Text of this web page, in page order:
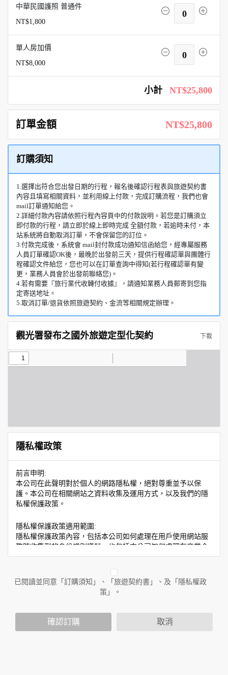
中華民國護照 普通件
NT$1,800
0
單人房加價
NT$8,000
0
小計 NT$25,800
訂單金額 NT$25,800
訂購須知
1.選擇出符合您出發日期的行程，報名後確認行程表與旅遊契約書
內容且填寫相關資料，並利用線上付款，完成訂購流程，我們也會
mail訂單通知給您。
2.詳細付款內容請依照行程內容頁中的付款說明。若您是訂購須立
即付款的行程，請立即於線上即時完成 全額付款，若逾時未付，本
站系統將自動取消訂單，不會保留您的訂位。
3.付款完成後，系統會 mail封付款成功通知信函給您，經專屬服務
人員訂單確認OK後，最晚於出發前三天，提供行程確認單與團體行
程確認文件給您，您也可以在訂單查詢中得知(若行程確認單有變
更，業務人員會於出發前聯絡您)。
4.若有需要『旅行業代收轉付收據』，請通知業務人員郵寄到您指
定寄送地址。
5.取消訂單/退貨依照旅遊契約、金流等相關規定辦理。
觀光署發布之國外旅遊定型化契約 下載
隱私權政策
前言申明:
本公司在此聲明對於個人的網路隱私權，絕對尊重並予以保
護。本公司在相關網站之資料收集及運用方式，以及我們的隱
私權保護政策。
隱私權保護政策適用範圍:
隱私權保護政策內容，包括本公司如何處理在用戶使用網站服
務時收集到的身份識別資料，也包括本公司如何處理在商業合
作與本公司合作時分享的任何身份識別資料。隱私權保護政策
人員。例如您透過本公司旗下網站上的廣告廠商連結，這些置
放連結的廠商也可能蒐集您個人的資料。對於您主動提供的個
人資訊，這些廣告廠商或連結網站有其個別的隱私權保護政
您個人在本網站上的聊天室或討論區中任意公開個人資料的行
已閱讀並同意「訂購須知」、「旅遊契約書」、及「隱私權政
策」。
確認訂購 取消